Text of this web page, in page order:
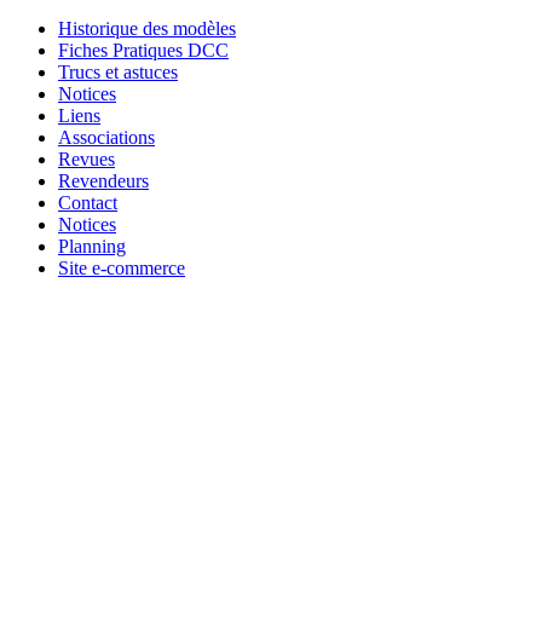
Historique des modèles
Fiches Pratiques DCC
Trucs et astuces
Notices
Liens
Associations
Revues
Revendeurs
Contact
Notices
Planning
Site e-commerce